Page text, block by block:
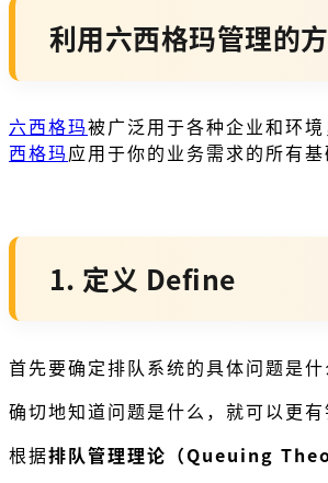
利用六西格玛管理的
六西格玛被广泛用于各种企业和环
西格玛应用于你的业务需求的所有基
1. 定义 Define
首先要确定排队系统的具体问题是
确切地知道问题是什么，就可以更
根据排队管理理论（Queuing